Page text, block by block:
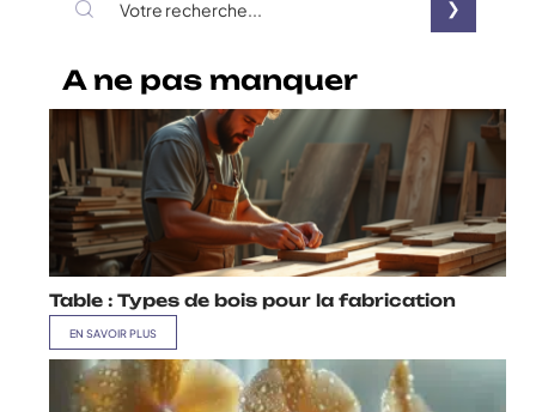
A ne pas manquer
Table : Types de bois pour la fabrication
EN SAVOIR PLUS